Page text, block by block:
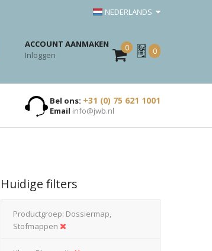
NEDERLANDS
ACCOUNT AANMAKEN
Inloggen
0
Mijn
Offerte
0
Bel ons: +31 (0) 75 621 1001
Email info@jwb.nl
Huidige filters
Productgroep Dossiermap,
Stofmappen